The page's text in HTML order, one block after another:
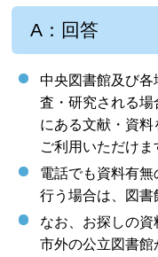
A：回答
中央図書館及び各
査・研究される
にある文献・資
ご利用いただけま
電話でも資料有
行う場合は、図書
なお、お探しの資
市外の公立図書館